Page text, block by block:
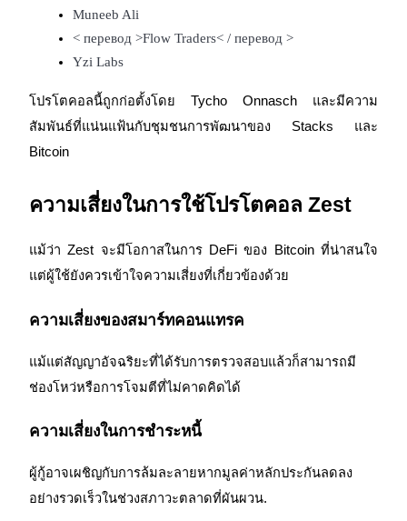
Muneeb Ali
< перевод >Flow Traders< / перевод >
Yzi Labs
โปรโตคอลนี้ถูกก่อตั้งโดย Tycho Onnasch และมีความ
สัมพันธ์ที่แน่นแฟ้นกับชุมชนการพัฒนาของ Stacks และ
Bitcoin
ความเสี่ยงในการใช้โปรโตคอล Zest
แม้ว่า Zest จะมีโอกาสในการ DeFi ของ Bitcoin ที่น่าสนใจ
แต่ผู้ใช้ยังควรเข้าใจความเสี่ยงที่เกี่ยวข้องด้วย
ความเสี่ยงของสมาร์ทคอนแทรค
แม้แต่สัญญาอัจฉริยะที่ได้รับการตรวจสอบแล้วก็สามารถมี
ช่องโหว่หรือการโจมตีที่ไม่คาดคิดได้
ความเสี่ยงในการชำระหนี้
ผู้กู้อาจเผชิญกับการล้มละลายหากมูลค่าหลักประกันลดลง
อย่างรวดเร็วในช่วงสภาวะตลาดที่ผันผวน.